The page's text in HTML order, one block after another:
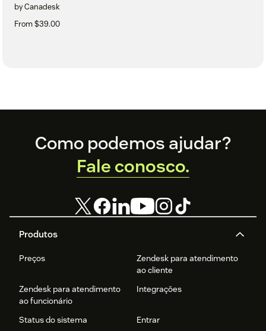
by Canadesk
From $39.00
Footer
Produtos
Preços
Zendesk para atendimento
ao cliente
Zendesk para atendimento
ao funcionário
Integrações
Status do sistema
Entrar
Como podemos ajudar?
Fale conosco.